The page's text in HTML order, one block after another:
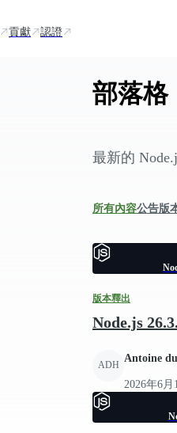
貢獻 認證
部落格
最新的
所有內容公告版
版本釋出
Node.js
ADH
Antoine
2026年6月